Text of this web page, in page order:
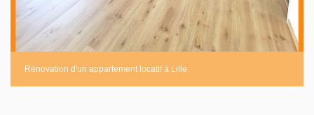
Rénovation d'un appartement locatif à Lille